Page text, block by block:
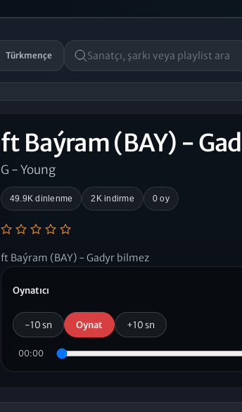
Türkmençe
ft Baýram (BAY) -
G - Young
49.9K dinlenme 2K indirme 0 oy
ft Baýram (BAY) - Gadyr bilmez
Oynatıcı
-10 sn Oynat +10 sn
00:00